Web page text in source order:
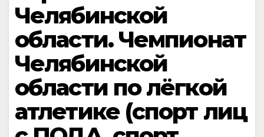
Челябинской
области. Чемпионат
Челябинской
области по лёгкой
атлетике (спорт лиц